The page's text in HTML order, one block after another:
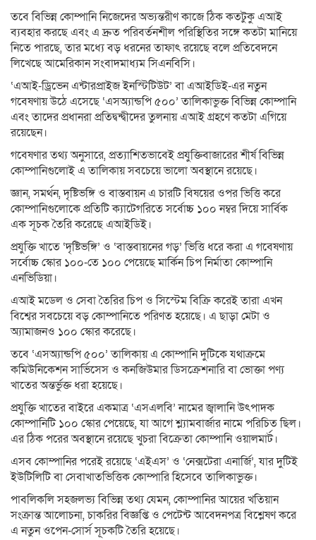
তবে বিভিন্ন কোম্পানি নিজেদের অভ্যন্তরীণ কাজে ঠিক কতটুকু এআই
ব্যবহার করছে এবং এ দ্রুত পরিবর্তনশীল পরিস্থিতির সঙ্গে কতটা মানিয়ে
নিতে পারছে, তার মধ্যে বড় ধরনের তাফাৎ রয়েছে বলে প্রতিবেদনে
লিখেছে আমেরিকান সংবাদমাধ্যম সিএনবিসি।
‘এআই-ড্রিভেন এন্টারপ্রাইজ ইনস্টিটিউট’ বা এআইডিই-এর নতুন
গবেষণায় উঠে এসেছে ‘এসঅ্যান্ডপি ৫০০’ তালিকাভুক্ত বিভিন্ন কোম্পানি
এবং তাদের প্রধানরা প্রতিদ্বন্দ্বীদের তুলনায় এআই গ্রহণে কতটা এগিয়ে
রয়েছেন।
গবেষণার তথ্য অনুসারে, প্রত্যাশিতভাবেই প্রযুক্তিবাজারের শীর্ষ বিভিন্ন
কোম্পানিগুলোই এ তালিকায় সবচেয়ে ভালো অবস্থানে রয়েছে।
জ্ঞান, সমর্থন, দৃষ্টিভঙ্গি ও বাস্তবায়ন এ চারটি বিষয়ের ওপর ভিত্তি করে
কোম্পানিগুলোকে প্রতিটি ক্যাটেগরিতে সর্বোচ্চ ১০০ নম্বর দিয়ে সার্বিক
এক সূচক তৈরি করেছে এআইডিই।
প্রযুক্তি খাতে ‘দৃষ্টিভঙ্গি’ ও ‘বাস্তবায়নের গড়’ ভিত্তি ধরে করা এ গবেষণায়
সর্বোচ্চ স্কোর ১০০-তে ১০০ পেয়েছে মার্কিন চিপ নির্মাতা কোম্পানি
এনভিডিয়া।
এআই মডেল ও সেবা তৈরির চিপ ও সিস্টেম বিক্রি করেই তারা এখন
বিশ্বের সবচেয়ে বড় কোম্পানিতে পরিণত হয়েছে। এ ছাড়া মেটা ও
অ্যামাজনও ১০০ স্কোর করেছে।
তবে ‘এসঅ্যান্ডপি ৫০০’ তালিকায় এ কোম্পানি দুটিকে যথাক্রমে
কমিউনিকেশন সার্ভিসেস ও কনজিউমার ডিসক্রেশনারি বা ভোক্তা পণ্য
খাতের অন্তর্ভুক্ত ধরা হয়েছে।
প্রযুক্তি খাতের বাইরে একমাত্র ‘এসএলবি’ নামের জ্বালানি উৎপাদক
কোম্পানিটি ১০০ স্কোর পেয়েছে, যা আগে শ্ল্যামবার্জার নামে পরিচিত ছিল।
এর ঠিক পরের অবস্থানে রয়েছে খুচরা বিক্রেতা কোম্পানি ওয়ালমার্ট।
এসব কোম্পানির পরেই রয়েছে ‘এইএস’ ও ‘নেক্সটেরা এনার্জি’, যার দুটিই
ইউটিলিটি বা সেবাখাতভিত্তিক কোম্পারি হিসেবে তালিকাভুক্ত।
পাবলিকলি সহজলভ্য বিভিন্ন তথ্য যেমন, কোম্পানির আয়ের খতিয়ান
সংক্রান্ত আলোচনা, চাকরির বিজ্ঞপ্তি ও পেটেন্ট আবেদনপত্র বিশ্লেষণ করে
এ নতুন ওপেন-সোর্স সূচকটি তৈরি হয়েছে।